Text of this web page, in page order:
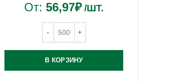
От:56,97₽ /ШТ.
В КОРЗИНУ